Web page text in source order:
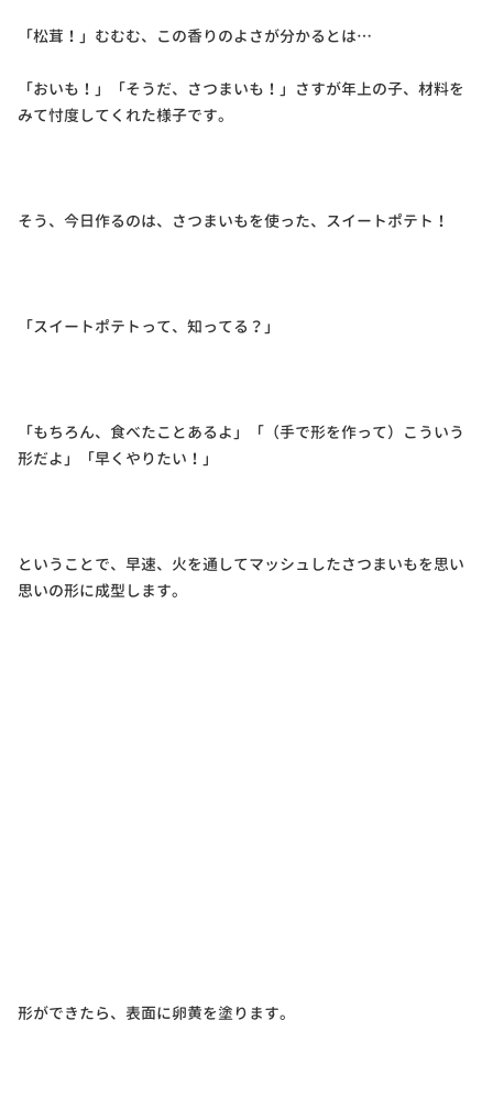
「松茸！」むむむ、この香りのよさが分かるとは…
「おいも！」「そうだ、さつまいも！」さすが年上の子、材料を
みて忖度してくれた様子です。
そう、今日作るのは、さつまいもを使った、スイートポテト！
「スイートポテトって、知ってる？」
「もちろん、食べたことあるよ」「（手で形を作って）こういう
形だよ」「早くやりたい！」
ということで、早速、火を通してマッシュしたさつまいもを思い
思いの形に成型します。
形ができたら、表面に卵黄を塗ります。